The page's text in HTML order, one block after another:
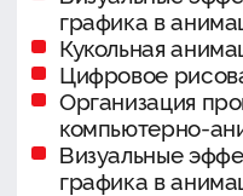
графика в
Кукольная
Цифровое
Организация
компьютерно-
Визуальные
графика в